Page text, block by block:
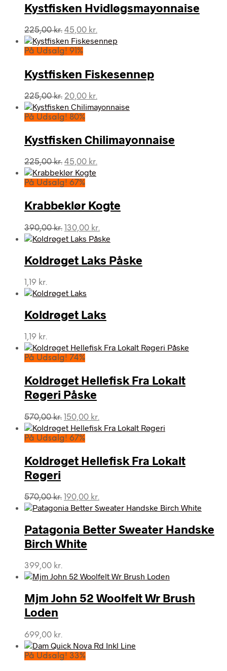
Kystfisken Hvidløgsmayonnaise
225,00kr. Den
oprindelige
pris
225,00 kr..
45,00 kr.
aktuelle
45,00 kr..
På Udsalg! 91%
Kystfisken Fiskesennep
225,00kr. Den
oprindelige
pris
225,00 kr..
20,00 kr.
aktuelle
20,00 kr..
På Udsalg! 80%
Kystfisken Chilimayonnaise
225,00kr. Den
oprindelige
pris
225,00 kr..
45,00 kr.
45,00 kr..
På Udsalg! 67%
Krabbeklør Kogte
390,00kr. Den
oprindelige
var:
390,00 kr..
130,00 kr.
aktuelle
er:
130,00 kr..
Koldrøget Laks Påske
1,19 kr.
Koldrøget Laks
1,19 kr.
På Udsalg! 74%
Koldrøget Hellefisk Fra Lokalt
Røgeri Påske
570,00kr. Den
oprindelige
pris
570,00 kr..
150,00 kr.
aktuelle
150,00 kr..
På Udsalg! 67%
Koldrøget Hellefisk Fra Lokalt
Røgeri
570,00kr. Den
oprindelige
var:
570,00 kr..
190,00 kr.
aktuelle
er:
190,00 kr..
Patagonia Better Sweater Handske
Birch White
399,00 kr.
Mjm John 52 Woolfelt Wr Brush
Loden
699,00 kr.
På Udsalg! 33%